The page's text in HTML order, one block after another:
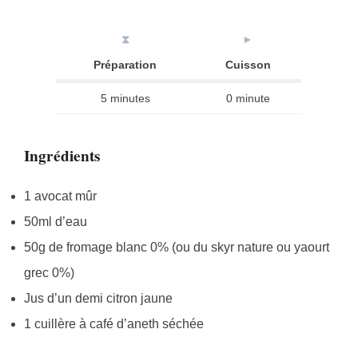
⧗
Préparation
►
Cuisson
5 minutes 0 minute
Ingrédients
1 avocat mûr
50ml d’eau
50g de fromage blanc 0% (ou du skyr nature ou yaourt
grec 0%)
Jus d’un demi citron jaune
1 cuillère à café d’aneth séchée